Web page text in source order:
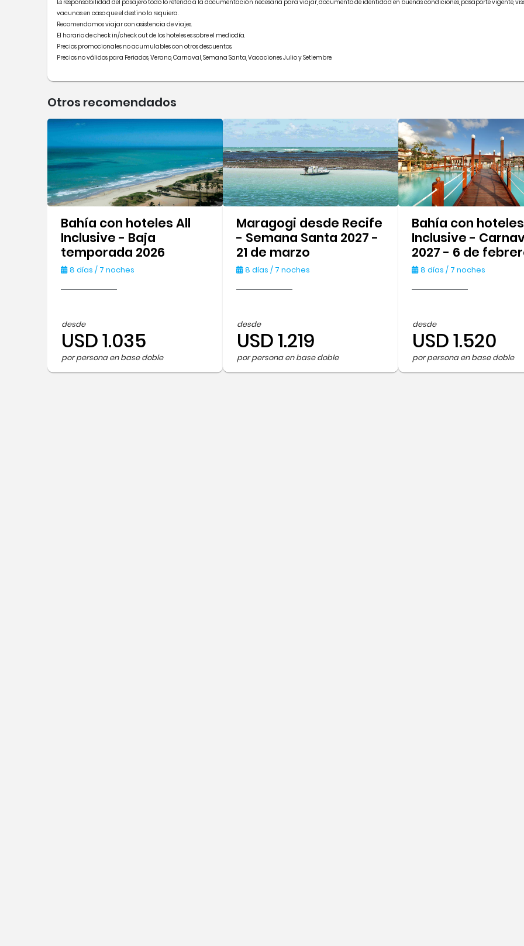
Es responsabilidad del pasajero todo lo referido a la documentación necesaria para viajar, documento de identidad en buenas condiciones, pasaporte vigente,
vacunas en caso que el destino lo requiera.
Recomendamos viajar con asistencia de viajes.
El horario de check in/check out de los hoteles es sobre el mediodía.
Precios promocionales no acumulables con otros descuentos.
Precios no válidos para Feriados, Verano, Carnaval, Semana Santa, Vacaciones Julio y Setiembre.
Otros recomendados
Bahía con hoteles All
Inclusive - Baja
temporada 2026
8 días / 7 noches
desde
USD 1.035
por persona en base doble
Maragogi desde Recife
- Semana Santa 2027 -
21 de marzo
8 días / 7 noches
desde
USD 1.219
por persona en base doble
Bahía con
Inclusive -
2027 - 6 de
8 días / 7 noches
desde
USD 1.520
por persona en base doble